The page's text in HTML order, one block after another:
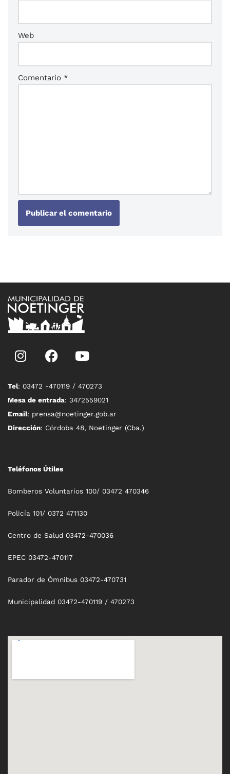
Web
Comentario *
Tel: 03472 -470119 / 470273
Mesa de entrada: 3472559021
Email: prensa@noetinger.gob.ar
Dirección: Córdoba 48, Noetinger (Cba.)
Teléfonos Útiles
Bomberos Voluntarios 100/ 03472 470346
Policía 101/ 0372 471130
Centro de Salud 03472-470036
EPEC 03472-470117
Parador de Ómnibus 03472-470731
Municipalidad 03472-470119 / 470273